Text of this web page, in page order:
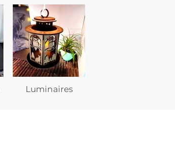
Luminaires